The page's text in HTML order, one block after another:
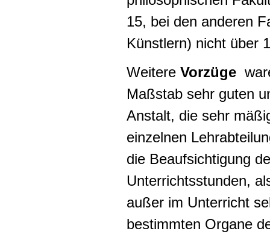
15, bei den anderen
Künstlern) nicht über
Weitere Vorzüge
Maßstab sehr guten
Anstalt, die sehr
einzelnen
die Beaufsichtigung
Unterrichtsstunden,
außer im Unterricht
bestimmten Organe